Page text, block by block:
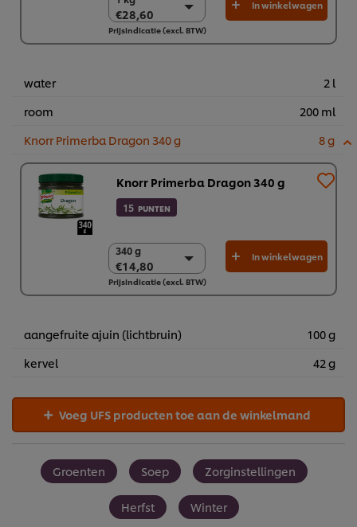
€28,60
€28,60
6 x 1 kg
In winkelwagen
Prijsindicatie (excl. BTW)
water
2 l
room
200 ml
Knorr Primerba Dragon 340 g
8 g
Knorr Primerba Dragon 340 g
15 PUNTEN
340 g
€14,80
340 g
€14,80
2 x 340 g
In winkelwagen
Prijsindicatie (excl. BTW)
aangefruite ajuin (lichtbruin)
100 g
kervel
42 g
Voeg UFS producten toe aan de winkelmand
Groenten Soep Zorginstellingen
Herfst Winter